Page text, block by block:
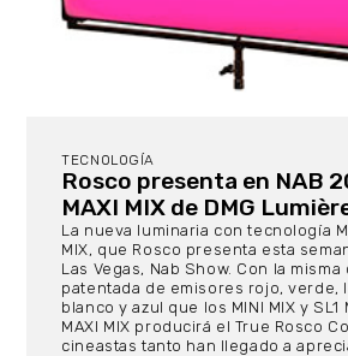
TECNOLOGÍA
Rosco presenta en NAB
MAXI MIX de DMG
La nueva luminaria con tecnología
MIX, que Rosco presenta esta
Las Vegas, Nab Show. Con la
patentada de emisores rojo, verde,
blanco y azul que los MINI MIX y SL1
MAXI MIX producirá el True Rosco
cineastas tanto han llegado a